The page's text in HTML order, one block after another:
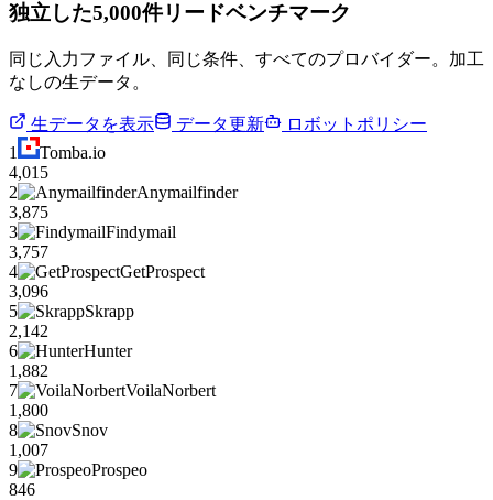
独立した5,000件リードベンチマーク
同じ入力ファイル、同じ条件、すべてのプロバイダー。加工
なしの生データ。
生データを表示 データ更新
ロボットポリシー
1
Tomba.io
4,015
2
Anymailfinder
3,875
3
Findymail
3,757
4
GetProspect
3,096
5
Skrapp
2,142
6
Hunter
1,882
7
VoilaNorbert
1,800
8
Snov
1,007
9
Prospeo
846